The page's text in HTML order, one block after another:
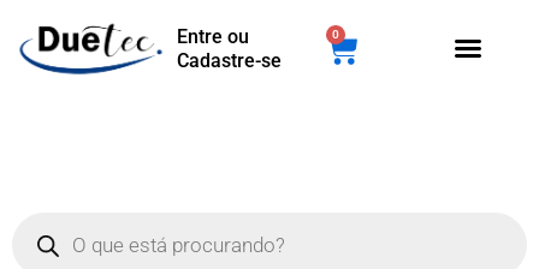
Entre ou
Cadastre-se
0